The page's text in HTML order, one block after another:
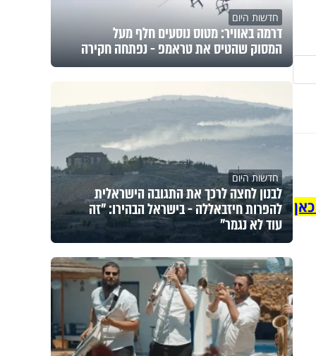
חדשות היום
דרמה באוויר: מטוס נוסעים חלף מעל
המסוק שהטיס את טראמפ - נפתחה חקירה
חדשות היום
לבנון לחצה לרכך את התגובה הישראלית
להפרות חיזבאללה - בישראל הבהירו: "זה
עוד לא נגמר"